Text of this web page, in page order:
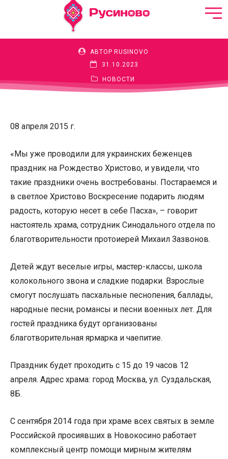
Пасхальный праздник
АВТОР RUSINOVO
31.10.2023
НОВОСТИ
08 апреля 2015 г.
«Мы уже проводили для украинских беженцев
праздник на Рождество Христово, и увидели, что
такие праздники очень востребованы. Постараемся и
в светлое Христово Воскресение подарить людям
радость, которую несет в себе Пасха», – говорит
настоятель храма, сотрудник Синодального отдела по
благотворительности протоиерей Михаил Зазвонов.
Детей ждут веселые игры, мастер-классы, школа
колокольного звона и сладкие подарки. Взрослые
смогут послушать пасхальные песнопения, баллады,
народные песни, романсы и песни военных лет. Для
гостей праздника будут организованы
благотворительная ярмарка и чаепитие.
Праздник будет проходить с 15 до 19 часов 12
апреля. Адрес храма: город Москва, ул. Суздальская,
8Б.
С сентября 2014 года при храме всех святых в земле
Российской просиявших в Новокосино работает
комплексный центр помощи мирным жителям